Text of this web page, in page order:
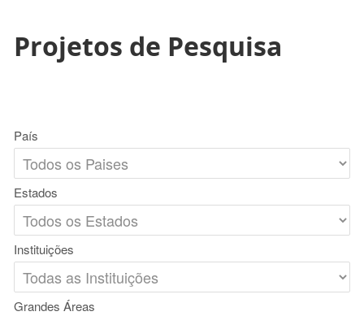
Projetos de Pesquisa
País
Estados
Instituições
Grandes Áreas